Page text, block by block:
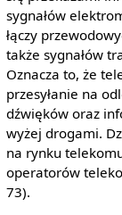
sygnałów
łączy
także sygnałów
Oznacza to, że
przesyłanie na
dźwięków oraz
wyżej drogami.
na rynku
operatorów
73).